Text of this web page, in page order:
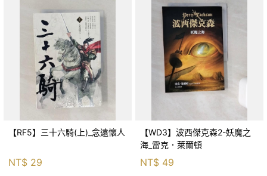
【RF5】三十六騎(上)_念遠懷人
NT$ 29
【WD3】波西傑克森2-妖魔之
海_雷克．萊爾頓
NT$ 49